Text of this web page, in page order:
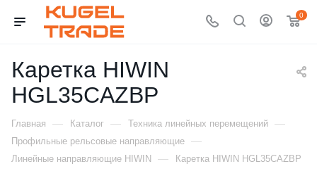
0
Каретка HIWIN
HGL35CAZBP
Главная — Каталог — Техника линейных перемещений —
Профильные рельсовые направляющие —
Линейные направляющие HIWIN — Каретка HIWIN HGL35CAZBP